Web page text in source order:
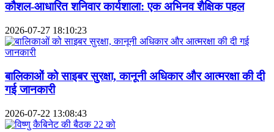
कौशल-आधारित शनिवार कार्यशाला: एक अभिनव शैक्षिक पहल
2026-07-27 18:10:23
बालिकाओं को साइबर सुरक्षा, कानूनी अधिकार और आत्मरक्षा की दी
गई जानकारी
2026-07-22 13:08:43